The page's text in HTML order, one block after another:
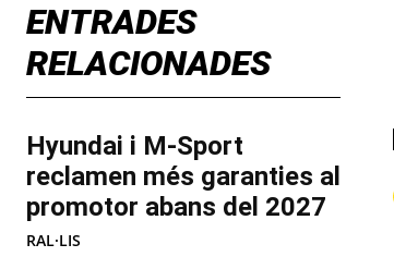
ENTRADES
RELACIONADES
Hyundai i M-Sport
reclamen més garanties al
promotor abans del 2027
RAL·LIS